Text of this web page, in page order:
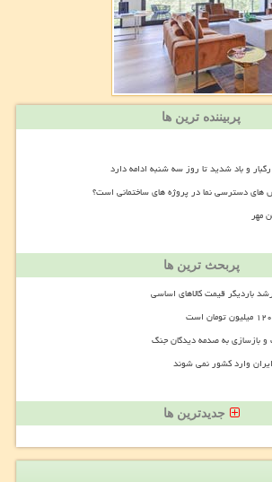
پربیننده ترین ها
های دسترسی نما در پروژه های ساختمانی است؟
مهر
پربحث ترین ها
باردیگر قیمت کالاهای اساسی
و بازسازی به صدمه دیدگان جنگ
وارد کشور نمی شوند
جدیدترین ها